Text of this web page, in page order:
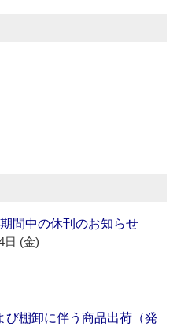
間中の休刊のお知らせ
日 (金)
び棚卸に伴う商品出荷（発